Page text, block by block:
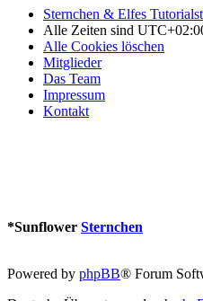
Sternchen & Elfes
Alle Zeiten sind
Alle Cookies löschen
Mitglieder
Das Team
Impressum
Kontakt
*Sunflower Sternchen
Powered by phpBB® Forum